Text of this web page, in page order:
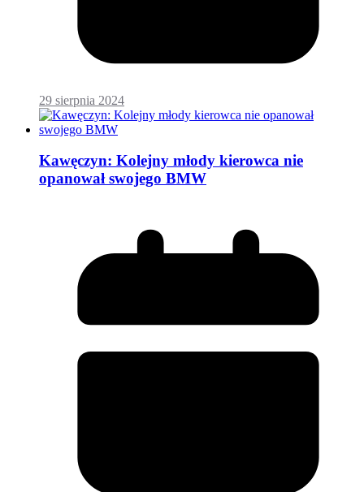
29 sierpnia 2024
Kawęczyn: Kolejny młody kierowca nie
opanował swojego BMW